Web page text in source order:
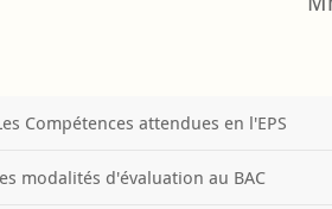
Compétences attendues en l'EPS
modalités d'évaluation au BAC